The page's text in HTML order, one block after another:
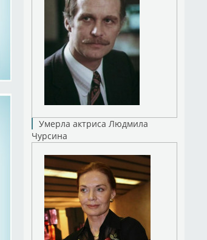
Умерла актриса Людмила
Чурсина